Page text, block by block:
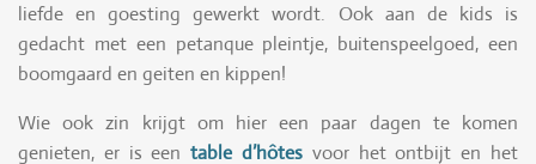
liefde en goesting gewerkt wordt. Ook aan de kids is
gedacht met een petanque pleintje, buitenspeelgoed, een
boomgaard en geiten en kippen!
Wie ook zin krijgt om hier een paar dagen te komen
genieten, er is eentable d’hôtes voor het ontbijt en het